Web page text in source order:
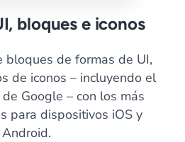
bloques e iconos
bloques de formas de UI,
de iconos – incluyendo el
Google – con los más
para dispositivos iOS y
Android.